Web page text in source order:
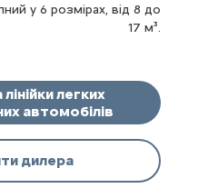
у 6 розмірах, від 8 до
17 м³.
легких
автомобілів
дилера